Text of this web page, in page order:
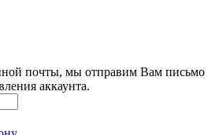
почты, мы отправим Вам письмо
аккаунта.